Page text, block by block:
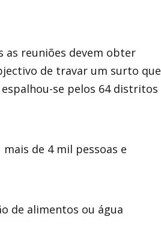
as reuniões devem obter
de travar um surto que
se pelos 64 distritos
de 4 mil pessoas e
de alimentos ou água